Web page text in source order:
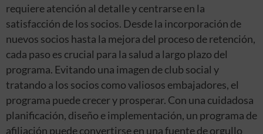
requiere atención al detalle y centrarse en la
satisfacción de los socios. Desde la incorporación de
nuevos socios hasta la mejora del proceso de retención,
cada paso es crucial para la salud a largo plazo del
programa. Evitando una imagen de club social y
tratando a los socios como valiosos embajadores, el
programa puede crecer y prosperar. Con una cuidadosa
planificación, diseño e implementación, un programa de
afiliación puede convertirse en una fuente de orgullo